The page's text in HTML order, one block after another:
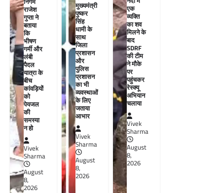
राजेश
गुप्ता ने
बताया
कि
भीषण
गर्मी और
लंबी
पैदल
यात्रा के
बीच
कांवड़ियों
को
पेयजल
की
समस्या
न हो
Vivek
Sharma
August
8,
2026
मुख्यमंत्री
पुष्कर
सिंह
धामी के
साथ
जिला
प्रशासन
और
पुलिस
प्रशासन
का भी
व्यवस्थाओं
के लिए
जताया
आभार
Vivek
Sharma
August
8,
2026
एक
व्यक्ति
का शव
मिलने के
बाद
SDRF
की टीम
ने मौके
पर
पहुंचकर
रेस्क्यू
अभियान
चलाया
Vivek
Sharma
August
8,
2026